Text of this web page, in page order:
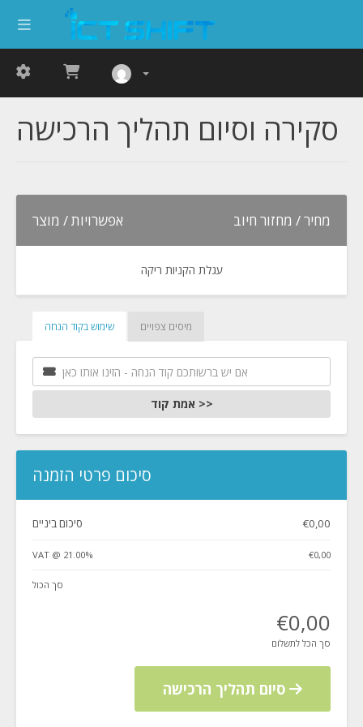
סקירה וסיום תהליך הרכישה
אפשרויות / מוצר מחיר / מחזור חיוב
עגלת הקניות ריקה
שימוש בקוד הנחה מיסים צפויים
אמת קוד >>
סיכום פרטי הזמנה
סיכום ביניים €0,00
VAT @ 21.00% €0,00
סך הכול
€0,00
סך הכל לתשלום